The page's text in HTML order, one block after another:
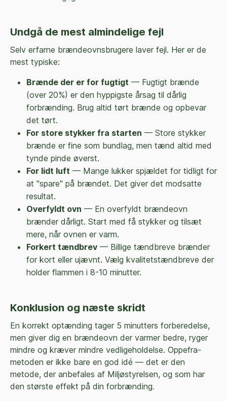
Undgå de mest almindelige fejl
Selv erfarne brændeovnsbrugere laver fejl. Her er de
mest typiske:
Brænde der er for fugtigt — Fugtigt brænde
(over 20%) er den hyppigste årsag til dårlig
forbrænding. Brug altid tørt brænde og opbevar
det tørt.
For store stykker fra starten — Store stykker
brænde er fine som bundlag, men tænd altid med
tynde pinde øverst.
For lidt luft — Mange lukker spjældet for tidligt for
at "spare" på brændet. Det giver det modsatte
resultat.
Overfyldt ovn — En overfyldt brændeovn
brænder dårligt. Start med få stykker og tilsæt
mere, når ovnen er varm.
Forkert tændbrev — Billige tændbreve brænder
for kort eller ujævnt. Vælg kvalitetstændbreve der
holder flammen i 8-10 minutter.
Konklusion og næste skridt
En korrekt optænding tager 5 minutters forberedelse,
men giver dig en brændeovn der varmer bedre, ryger
mindre og kræver mindre vedligeholdelse. Oppefra-
metoden er ikke bare en god idé — det er den
metode, der anbefales af Miljøstyrelsen, og som har
den største effekt på din forbrænding.